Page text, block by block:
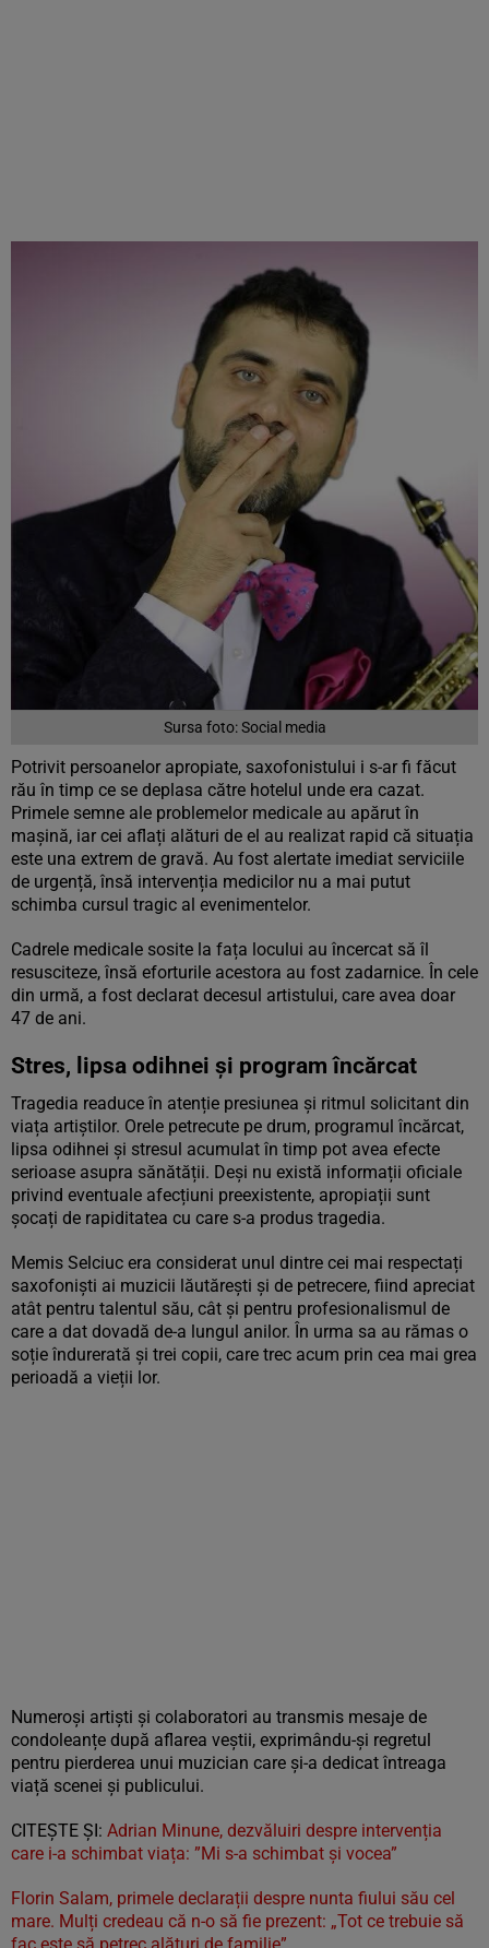
Sursa foto: Social media
Potrivit persoanelor apropiate, saxofonistului i s-ar fi făcut
rău în timp ce se deplasa către hotelul unde era cazat.
Primele semne ale problemelor medicale au apărut în
mașină, iar cei aflați alături de el au realizat rapid că situația
este una extrem de gravă. Au fost alertate imediat serviciile
de urgență, însă intervenția medicilor nu a mai putut
schimba cursul tragic al evenimentelor.
Cadrele medicale sosite la fața locului au încercat să îl
resusciteze, însă eforturile acestora au fost zadarnice. În cele
din urmă, a fost declarat decesul artistului, care avea doar
47 de ani.
Stres, lipsa odihnei și program încărcat
Tragedia readuce în atenție presiunea și ritmul solicitant din
viața artiștilor. Orele petrecute pe drum, programul încărcat,
lipsa odihnei și stresul acumulat în timp pot avea efecte
serioase asupra sănătății. Deși nu există informații oficiale
privind eventuale afecțiuni preexistente, apropiații sunt
șocați de rapiditatea cu care s-a produs tragedia.
Memis Selciuc era considerat unul dintre cei mai respectați
saxofoniști ai muzicii lăutărești și de petrecere, fiind apreciat
atât pentru talentul său, cât și pentru profesionalismul de
care a dat dovadă de-a lungul anilor. În urma sa au rămas o
soție îndurerată și trei copii, care trec acum prin cea mai grea
perioadă a vieții lor.
Numeroși artiști și colaboratori au transmis mesaje de
condoleanțe după aflarea veștii, exprimându-și regretul
pentru pierderea unui muzician care și-a dedicat întreaga
viață scenei și publicului.
CITEȘTE ȘI: Adrian Minune, dezvăluiri despre intervenția
care i-a schimbat viața: ”Mi s-a schimbat și vocea”
Florin Salam, primele declarații despre nunta fiului său cel
mare. Mulți credeau că n-o să fie prezent: „Tot ce trebuie să
fac este să petrec alături de familie”